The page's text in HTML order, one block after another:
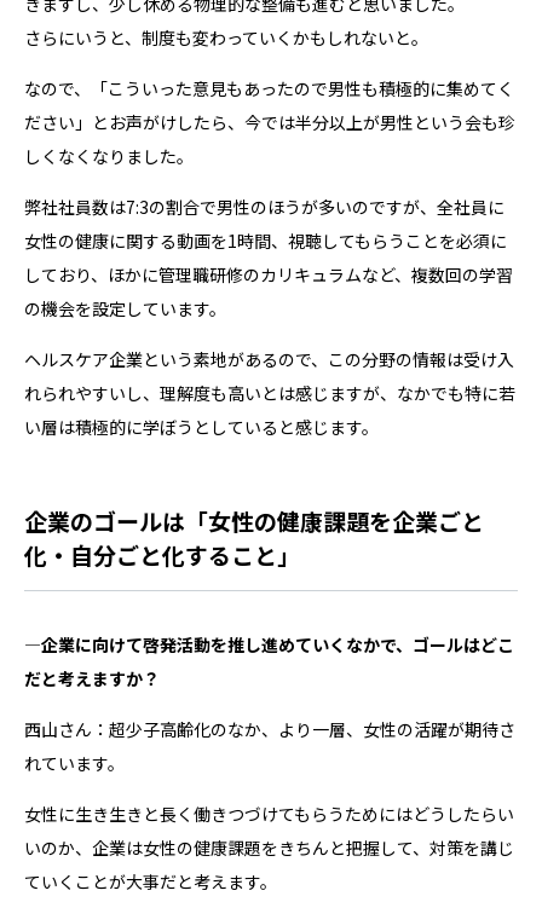
さらにいうと、制度も変わっていくかもしれないと。
なので、「こういった意見もあったので男性も積極的に集めてく
ださい」とお声がけしたら、今では半分以上が男性という会も珍
しくなくなりました。
弊社社員数は7:3の割合で男性のほうが多いのですが、全社員に
女性の健康に関する動画を1時間、視聴してもらうことを必須に
しており、ほかに管理職研修のカリキュラムなど、複数回の学習
の機会を設定しています。
ヘルスケア企業という素地があるので、この分野の情報は受け入
れられやすいし、理解度も高いとは感じますが、なかでも特に若
い層は積極的に学ぼうとしていると感じます。
企業のゴールは「女性の健康課題を企業ごと
化・自分ごと化すること」
―企業に向けて啓発活動を推し進めていくなかで、ゴールはどこ
だと考えますか？
西山さん：超少子高齢化のなか、より一層、女性の活躍が期待さ
れています。
女性に生き生きと長く働きつづけてもらうためにはどうしたらい
いのか、企業は女性の健康課題をきちんと把握して、対策を講じ
ていくことが大事だと考えます。